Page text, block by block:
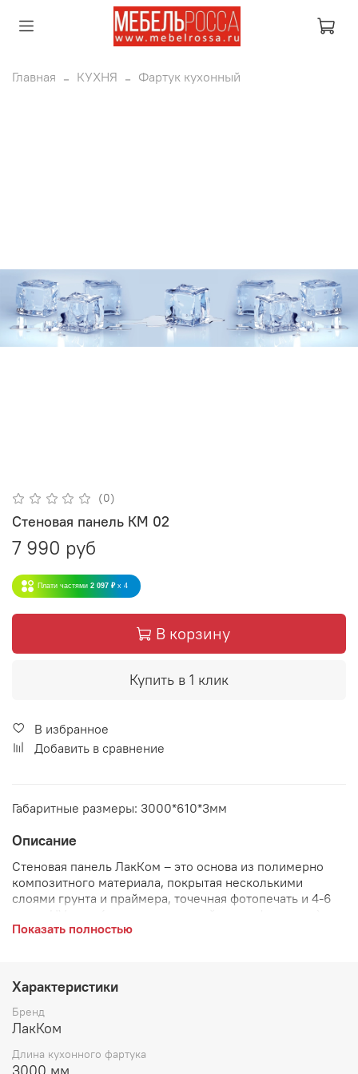
Главная КУХНЯ Фартук кухонный
(0)
Стеновая панель КМ 02
7 990 руб
Плати частями 2 097 ₽ x 4
В корзину
Купить в 1 клик
В избранное
Добавить в сравнение
Габаритные размеры: 3000*610*3мм
Описание
Стеновая панель ЛакКом – это основа из полимерно
композитного материала, покрытая несколькими
слоями грунта и праймера, точечная фотопечать и 4-6
визуальный эффект 3D;
высокая устойчивость к царапинам и истиранию;
Показать полностью
Характеристики
Бренд
ЛакКом
Длина кухонного фартука
3000 мм